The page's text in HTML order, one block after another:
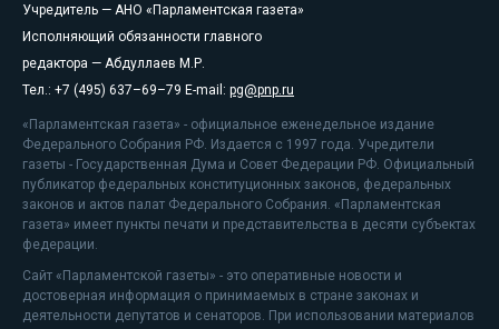
Учредитель — АНО «Парламентская газета»
Исполняющий обязанности главного
редактора — Абдуллаев М.Р.
Тел.: +7 (495) 637–69–79 E-mail: pg@pnp.ru
«Парламентская газета» - официальное еженедельное издание
Федерального Собрания РФ. Издается с 1997 года. Учредители
газеты - Государственная Дума и Совет Федерации РФ. Официальный
публикатор федеральных конституционных законов, федеральных
законов и актов палат Федерального Собрания. «Парламентская
газета» имеет пункты печати и представительства в десяти субъектах
федерации.
Сайт «Парламентской газеты» - это оперативные новости и
достоверная информация о принимаемых в стране законах и
деятельности депутатов и сенаторов. При использовании материалов